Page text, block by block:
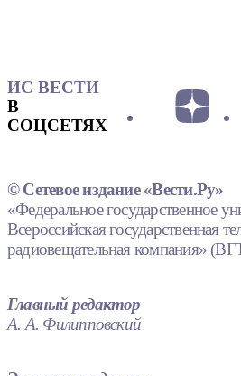
ИС ВЕСТИ
В
СОЦСЕТЯХ
© Сетевое издание «Вести.Ру»
«Федеральное государственное
Всероссийская государственная
радиовещательная компания»
Главный редактор
А. А. Филипповский